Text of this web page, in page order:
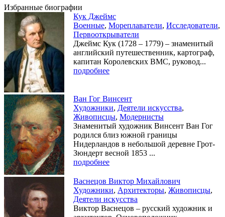
Избранные биографии
Кук Джеймс
Военные, Мореплаватели, Исследователи,
Первооткрыватели
Джеймс Кук (1728 – 1779) – знаменитый
английский путешественник, картограф,
капитан Королевских ВМС, руковод...
подробнее
Ван Гог Винсент
Художники, Деятели искусства,
Живописцы, Модернисты
Знаменитый художник Винсент Ван Гог
родился близ южной границы
Нидерландов в небольшой деревне Грот-
Зюндерт весной 1853 ...
подробнее
Васнецов Виктор Михайлович
Художники, Архитекторы, Живописцы,
Деятели искусства
Виктор Васнецов – русский художник и